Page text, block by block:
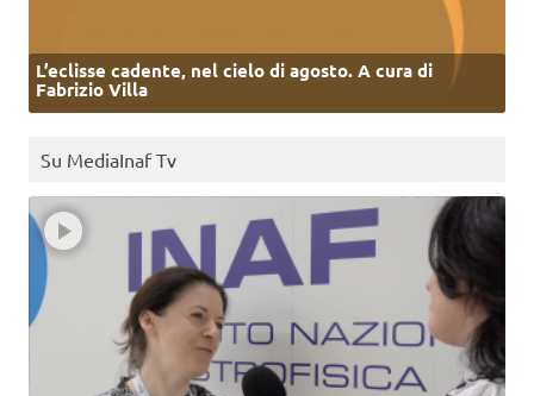
L’eclisse cadente, nel cielo di agosto. A cura di
Fabrizio Villa
Su MediaInaf Tv